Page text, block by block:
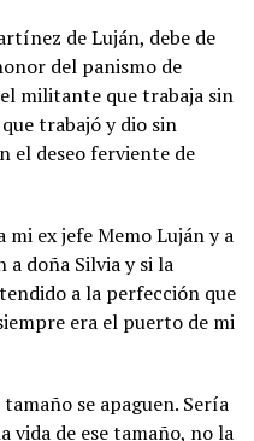
de Luján, debe de
del panismo de
militante que trabaja sin
trabajó y dio sin
el deseo ferviente de
ex jefe Memo Luján y a
doña Silvia y si la
a la perfección que
era el puerto de mi
se apaguen. Sería
vida de ese tamaño, no la